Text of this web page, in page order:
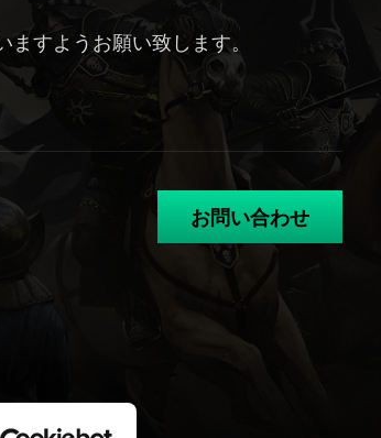
すようお願い致します。
お問い合わせ